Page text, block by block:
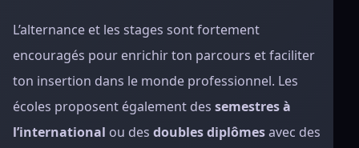
L’alternance et les stages sont fortement
encouragés pour enrichir ton parcours et faciliter
ton insertion dans le monde professionnel. Les
écoles proposent également des semestres à
l’international ou des doubles diplômesavec des